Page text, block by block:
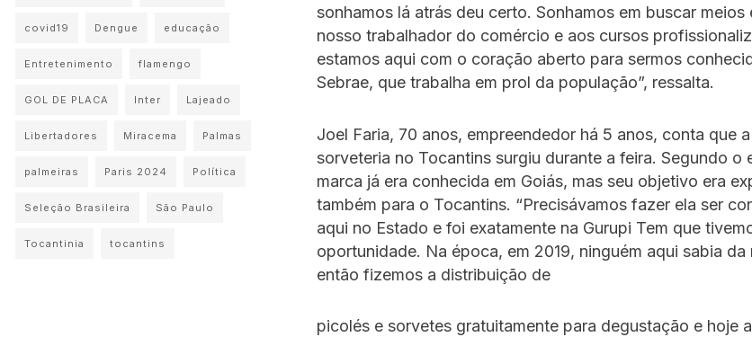
sonhamos lá atrás deu certo. Sonhamos em buscar meios
nosso trabalhador do comércio e aos cursos
estamos aqui com o coração aberto para sermos
Sebrae, que trabalha em prol da população”, ressalta.
Joel Faria, 70 anos, empreendedor há 5 anos, conta que
sorveteria no Tocantins surgiu durante a feira. Segundo o
marca já era conhecida em Goiás, mas seu objetivo era
também para o Tocantins. “Precisávamos fazer ela ser
aqui no Estado e foi exatamente na Gurupi Tem que
oportunidade. Na época, em 2019, ninguém aqui sabia da
então fizemos a distribuição de
picolés e sorvetes gratuitamente para degustação e hoje
covid19 Dengue educação
Entretenimento flamengo
GOL DE PLACA Inter Lajeado
Libertadores Miracema Palmas
palmeiras Paris 2024 Política
Seleção Brasileira São Paulo
Tocantinia tocantins